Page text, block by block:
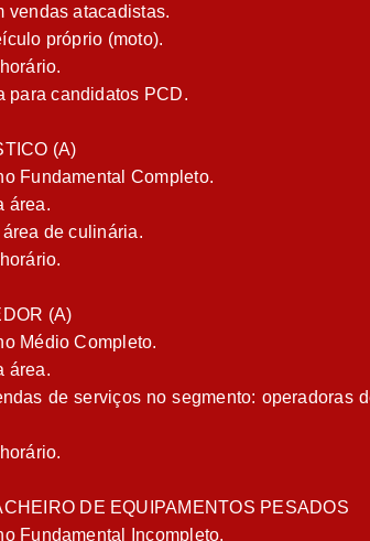
vendas atacadistas.
próprio (moto).
para candidatos PCD.
(A)
Fundamental Completo.
área.
de culinária.
(A)
Médio Completo.
área.
de serviços no segmento: operadoras
DE EQUIPAMENTOS PESADOS
Fundamental Incompleto.